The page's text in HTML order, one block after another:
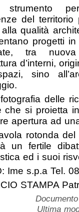
strumento
del
qualità
progetti
tra
d’interni,
sino
delle
che si proietta
apertura ad
rotonda
un fertile
ed i suoi
Ime s.p.a Tel.
STAMPA
Ultima